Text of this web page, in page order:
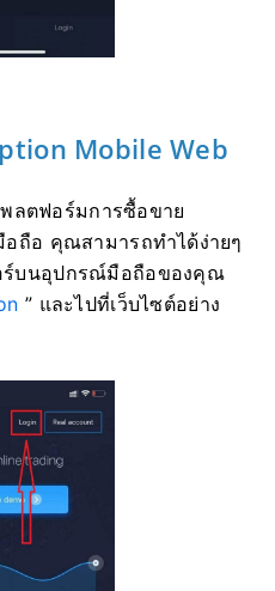
Mobile Web
ลตฟอร์มการซื้อขาย
อถือ คุณสามารถทำได้ง่ายๆ
อร์บนอุปกรณ์มือถือของคุณ
” และไปที่เว็บไซต์อย่าง